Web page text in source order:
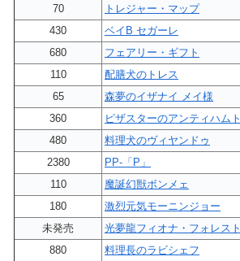
70
トレジャー・マップ
430
ベイB セガーレ
680
フェアリー・ギフト
110
配膳犬のトレス
65
森夢のイザナイ メイ様
360
ピザスターのアンティハムト
480
料理犬のヴィヤンドゥ
2380
PP-「P」
110
魔誕幻獣ボンメェ
180
激烈元気モーニンジョー
未発売
光夢龍フィオナ・フォレスト
880
料理長のラビシェフ